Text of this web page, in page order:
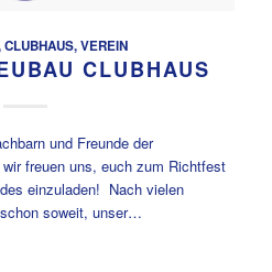
CLUBHAUS,VEREIN
CLUBHAUS
und Freunde der
freuen uns, euch zum Richtfest
einzuladen! Nach vielen
soweit, unser…